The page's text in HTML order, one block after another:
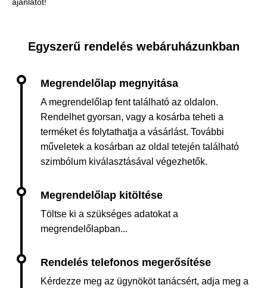
Egyszerű rendelés webáruházunkban
A megrendelőlap fent található az oldalon.
Rendelhet gyorsan, vagy a kosárba teheti a
terméket és folytathatja a vásárlást. További
műveletek a kosárban az oldal tetején található
szimbólum kiválasztásával végezhetők.
Töltse ki a szükséges adatokat a
megrendelőlapban...
Kérdezze meg az ügynököt tanácsért, adja meg a